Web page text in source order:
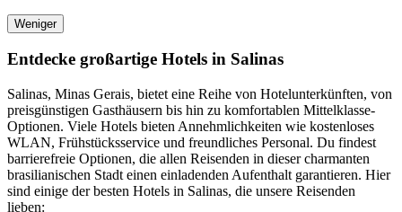
Weniger
Entdecke großartige Hotels in Salinas
Salinas, Minas Gerais, bietet eine Reihe von Hotelunterkünften, von
preisgünstigen Gasthäusern bis hin zu komfortablen Mittelklasse-
Optionen. Viele Hotels bieten Annehmlichkeiten wie kostenloses
WLAN, Frühstücksservice und freundliches Personal. Du findest
barrierefreie Optionen, die allen Reisenden in dieser charmanten
brasilianischen Stadt einen einladenden Aufenthalt garantieren. Hier
sind einige der besten Hotels in Salinas, die unsere Reisenden
lieben: